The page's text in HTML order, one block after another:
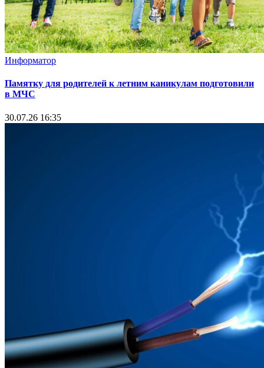
Информатор
Памятку для родителей к летним каникулам подготовили
в МЧС
30.07.26 16:35